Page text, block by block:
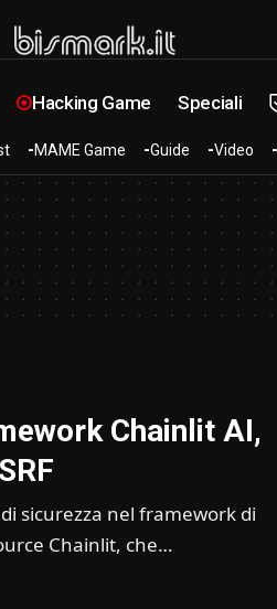
Hacking Game Speciali
MAME Game Guide Video
Chainlit AI,
sicurezza nel framework di
Chainlit, che…